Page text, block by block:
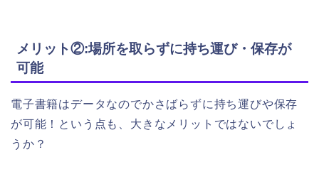
メリット②:場所を取らずに持ち運び・保存が
可能
電子書籍はデータなのでかさばらずに持ち運びや保存
が可能！という点も、大きなメリットではないでしょ
うか？